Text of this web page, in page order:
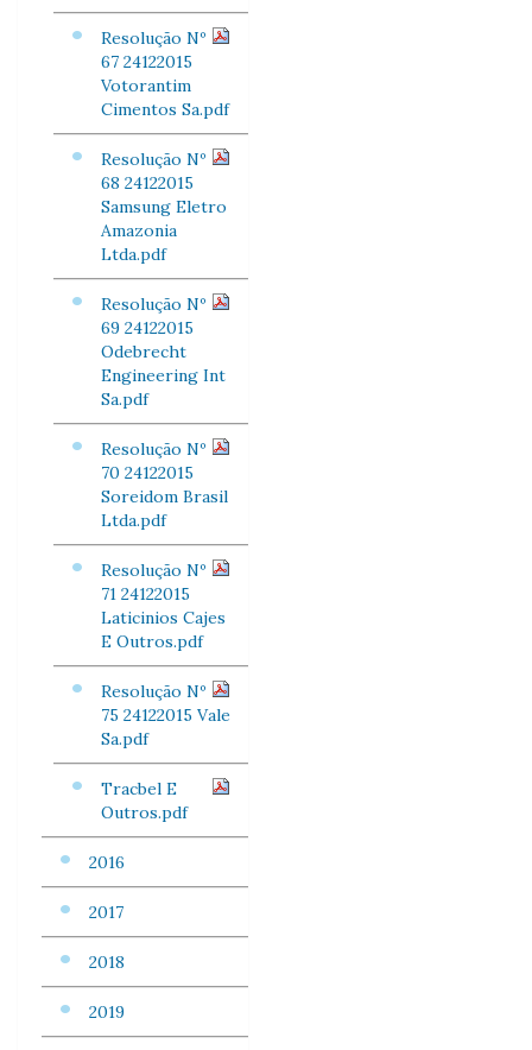
Resolução Nº
67 24122015
Votorantim
Cimentos Sa.pdf
Resolução Nº
68 24122015
Samsung Eletro
Amazonia
Ltda.pdf
Resolução Nº
69 24122015
Odebrecht
Engineering Int
Sa.pdf
Resolução Nº
70 24122015
Soreidom Brasil
Ltda.pdf
Resolução Nº
71 24122015
Laticinios Cajes
E Outros.pdf
Resolução Nº
75 24122015 Vale
Sa.pdf
Tracbel E
Outros.pdf
2016
2017
2018
2019